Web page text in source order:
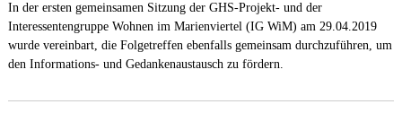
In der ersten gemeinsamen Sitzung der GHS-Projekt- und der
Interessentengruppe Wohnen im Marienviertel (IG WiM) am 29.04.2019
wurde vereinbart, die Folgetreffen ebenfalls gemeinsam durchzuführen, um
den Informations- und Gedankenaustausch zu fördern.